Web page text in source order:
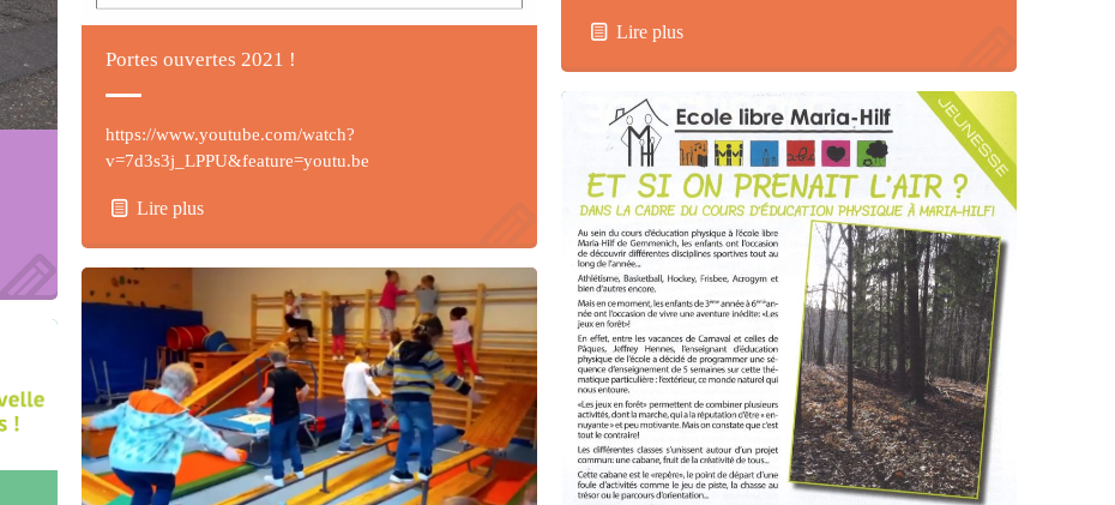
Lire plus
Portes ouvertes 2021 !
https://www.youtube.com/watch?
v=7d3s3j_LPPU&feature=youtu.be
Lire plus